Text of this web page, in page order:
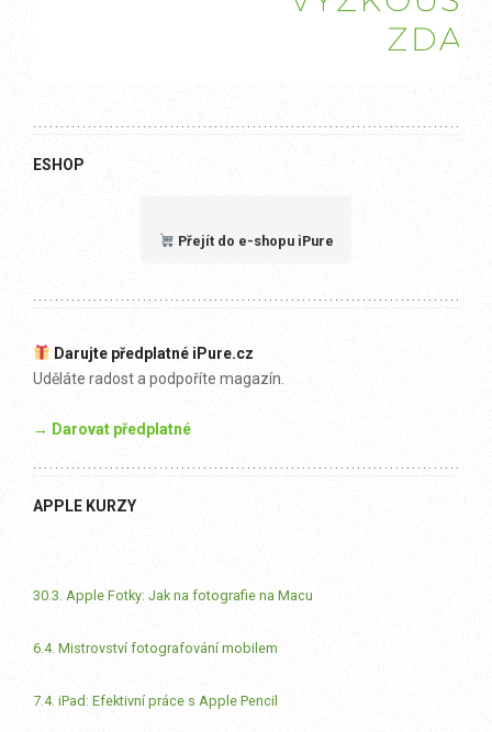
ESHOP
Přejít do e-shopu iPure
Darujte předplatné iPure.cz
Uděláte radost a podpoříte magazín.
→ Darovat předplatné
APPLE KURZY
30.3. Apple Fotky: Jak na fotografie na Macu
6.4. Mistrovství fotografování mobilem
7.4. iPad: Efektivní práce s Apple Pencil